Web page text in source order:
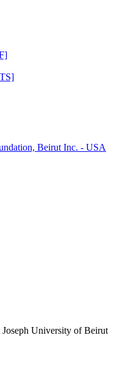
Beirut Inc. - USA
University of Beirut